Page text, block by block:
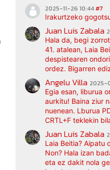
2025-11-26 10:44#7
Irakurtzeko
Juan Luis Zabala
Hala da, begi
41. atalean, Laia
despistearen
ordez. Bigarren
Angelu Villa 2025-
Egia esan, liburua
aurkitu! Baina ziur
nuenean. Lburua
CRTL+F teklekin
Juan Luis Zabala
Laia Beitia? Aipatu
Non? Hala izan
eta ez dakit nola